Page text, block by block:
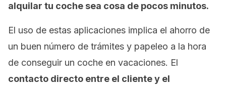
alquilar tu coche sea cosa de pocos minutos.
El uso de estas aplicaciones implica el ahorro de
un buen número de trámites y papeleo a la hora
de conseguir un coche en vacaciones. El
contacto directo entre el cliente y el